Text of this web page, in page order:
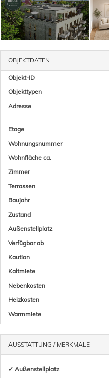
OBJEKTDATEN
Objekt-ID
Objekttypen
Adresse
Etage
Wohnungsnummer
Wohnfläche ca.
Zimmer
Terrassen
Baujahr
Zustand
Außen­stellplatz
Verfügbar ab
Kaution
Kaltmiete
Nebenkosten
Heizkosten
Warmmiete
AUSSTATTUNG / MERKMALE
✓ Außenstellplatz